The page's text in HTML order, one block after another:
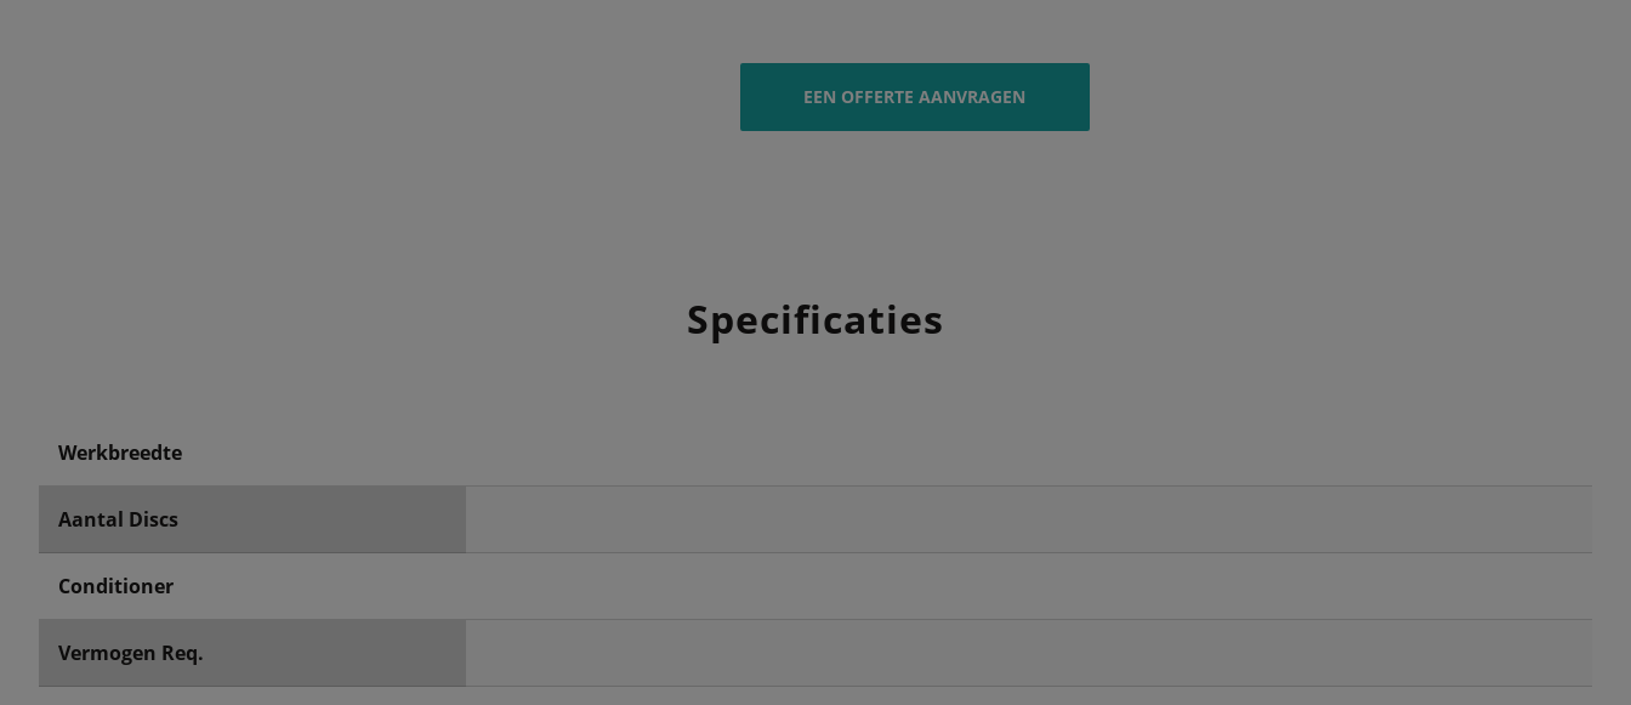
EEN OFFERTE AANVRAGEN
Specificaties
Werkbreedte
Aantal Discs
Conditioner
Vermogen Req.